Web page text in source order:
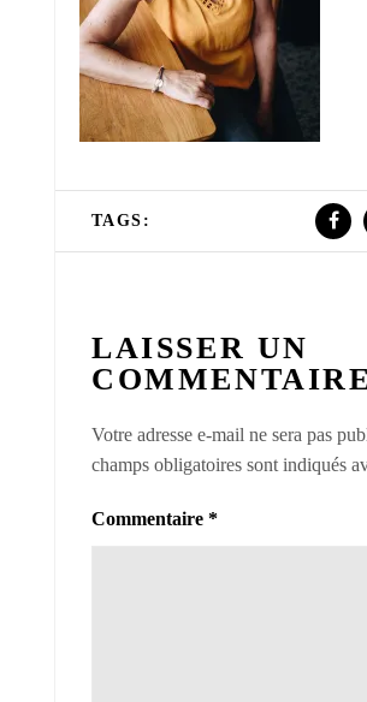
TAGS:
LAISSER UN
COMMENTAIRE
Votre adresse e-mail ne sera pas
champs obligatoires sont indiqués
Commentaire *